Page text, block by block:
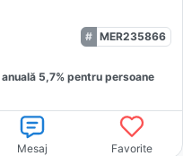
MER235866
anuală 5,7% pentru persoane
Mesaj Favorite